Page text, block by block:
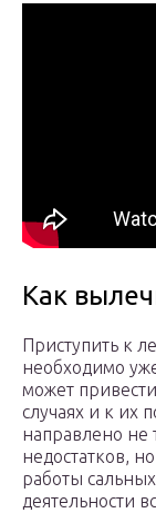
Как
Приступить к
необходимо
может
случаях и к их
направлено не
недостатков,
работы
деятельности